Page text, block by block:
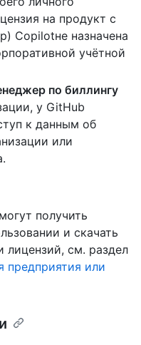
на продукт с
Copilotне назначена
учётной
по биллингу
у GitHub
к данным об
или
получить
и скачать
лицензий, см. раздел
предприятия или